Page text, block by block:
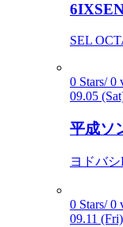
SEL
0 Stars/ 0
09.05
平成ソ
ヨドバ
0 Stars/ 0
09.11 (Fri)